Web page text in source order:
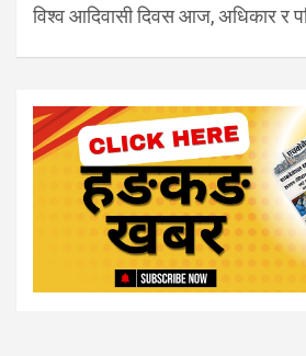
विश्व आदिवासी दिवस आज, अधिकार र